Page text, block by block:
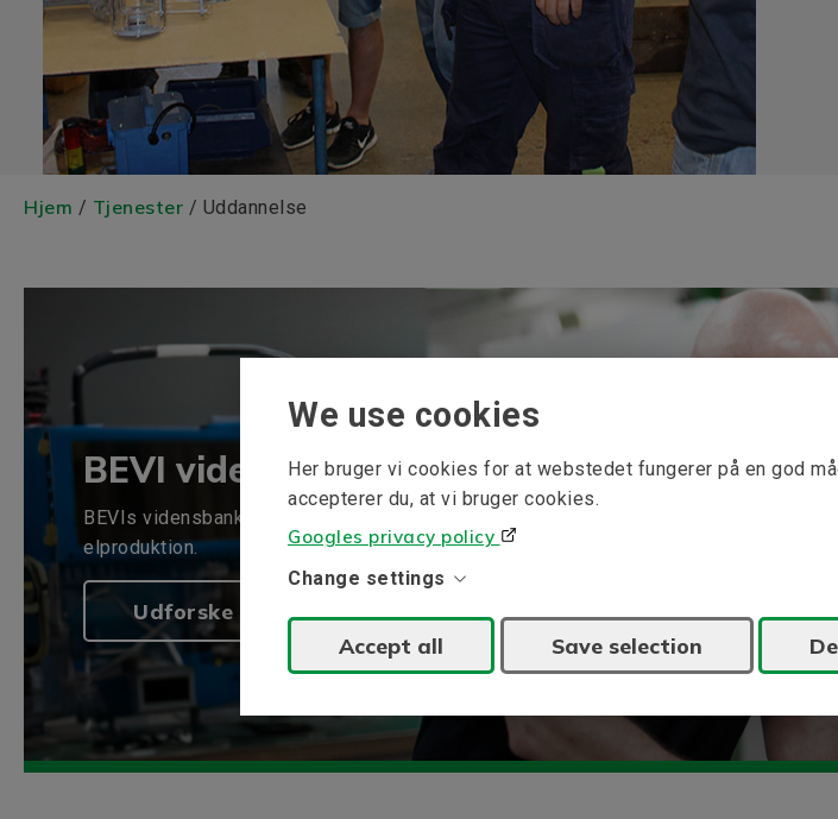
We use cookies
Her bruger vi cookies for at webstedet fungerer på en god
accepterer du, at vi bruger cookies.
Googles privacy policy
Change settings
Accept all Save selection
Hjem / Tjenester / Uddannelse
BEVI vidensbank
BEVIs vidensbank indsamler information om vores ekspertiseområder, elektriske
elproduktion.
Udforske